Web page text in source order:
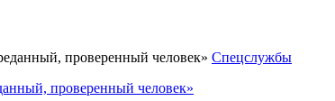
Спецслужбы
проверенный человек»